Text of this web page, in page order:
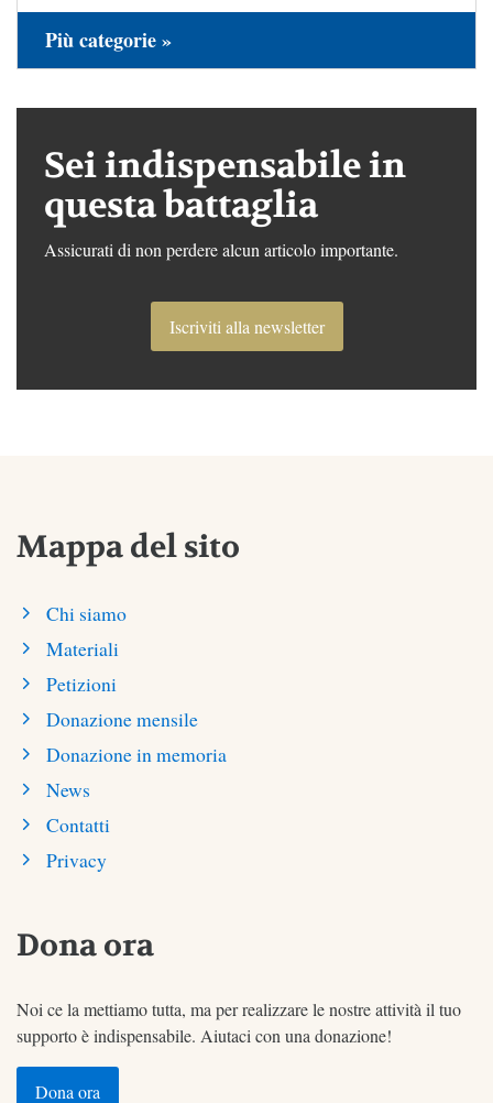
Più categorie »
Sei indispensabile in
questa battaglia
Assicurati di non perdere alcun articolo importante.
Iscriviti alla newsletter
Mappa del sito
Chi siamo
Materiali
Petizioni
Donazione mensile
Donazione in memoria
News
Contatti
Privacy
Dona ora
Noi ce la mettiamo tutta, ma per realizzare le nostre attività il tuo
supporto è indispensabile. Aiutaci con una donazione!
Dona ora